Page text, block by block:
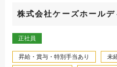
株式会社ケーズホールデ
正社員
昇給・賞与・特別手当あり 未